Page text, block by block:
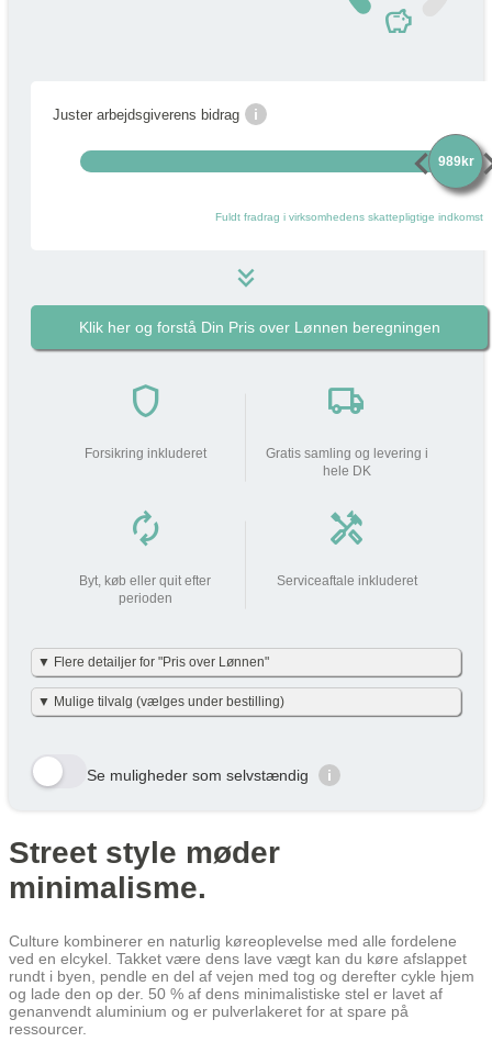
savings
Juster arbejdsgiverens bidrag i
chevron_left989kr
Fuldt fradrag i virksomhedens skattepligtige indkomst
keyboard_double_arrow_down
989 kr
do_not_disturb_on
Beskatning (lidt som fri mobil) 286 kr
Klik her og forstå Din Pris over Lønnen beregningen
shield
Forsikring inkluderet
local_shipping
Gratis samling og levering i
hele DK
autorenew
Byt, køb eller quit efter
perioden
handyman
Serviceaftale inkluderet
▼ Flere detailjer for "Pris over Lønnen"
Vi har gjort det enkelt og har allerede lavet beregningerne for dig i
nettoudgiften + skat pr. måned – det er baseret på nettoskat + evt.
skatteprocent på 40 % og uden am-bidrag, som man ikke skal
betale ved cykel over lønnen. (effektiv skatteprocent: 32%). Skatten
kan variere en smule efter personlig skatteprocent.
År Skat/måned
Cykel over lønnen (Netto) /
År 1 395 kr
År 3 171 kr 171 kr
Gennemsnit 286 kr 286 kr
Lær mere hvordan JOOLL fungerer
▼ Mulige tilvalg (vælges under bestilling)
gule bestil knap og se alle tilvalg du kan vælge til denne cykel
Row 3, Cell 1
Se muligheder som selvstændig i
Street style møder
minimalisme.
Culture kombinerer en naturlig køreoplevelse med alle fordelene
ved en elcykel. Takket være dens lave vægt kan du køre afslappet
rundt i byen, pendle en del af vejen med tog og derefter cykle hjem
og lade den op der. 50 % af dens minimalistiske stel er lavet af
genanvendt aluminium og er pulverlakeret for at spare på
ressourcer.